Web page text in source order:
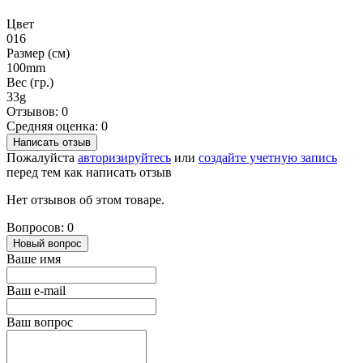
Цвет
016
Размер (см)
100mm
Вес (гр.)
33g
Отзывов: 0
Средняя оценка: 0
Написать отзыв
Пожалуйста авторизируйтесь или создайте учетную запись
перед тем как написать отзыв
Нет отзывов об этом товаре.
Вопросов: 0
Новый вопрос
Ваше имя
Ваш e-mail
Ваш вопрос